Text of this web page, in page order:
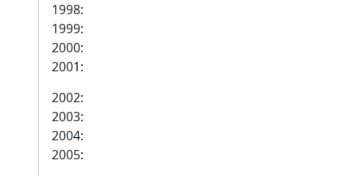
1998:
1999:
2000:
2001:
2002:
2003:
2004:
2005: